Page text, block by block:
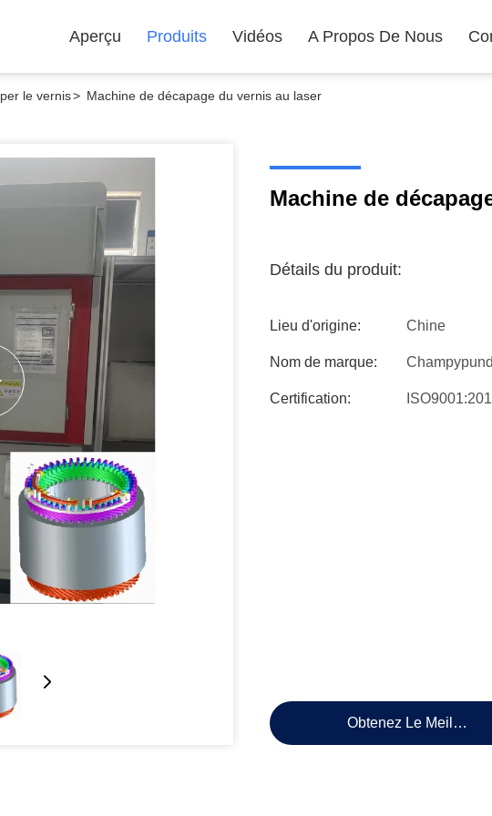
Aperçu Produits Vidéos A Propos De Nous
le vernis> Machine de décapage du vernis au laser
Machine de
Détails du produit:
Lieu d'origine: Chine
Nom de marque: Champypund
Certification:
Obtenez Le Meilleur